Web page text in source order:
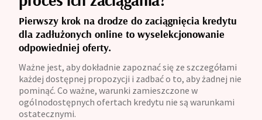
Pierwszy krok na drodze do zaciągnięcia kredytu
dla zadłużonych online to wyselekcjonowanie
odpowiedniej oferty.
Ważne jest, aby dokładnie zapoznać się ze szczegółami
każdej dostępnej propozycji i zadbać o to, aby żadnej nie
pominąć. Co ważne, warunki zamieszczone w
ogólnodostępnych ofertach kredytu nie są warunkami
ostatecznymi.